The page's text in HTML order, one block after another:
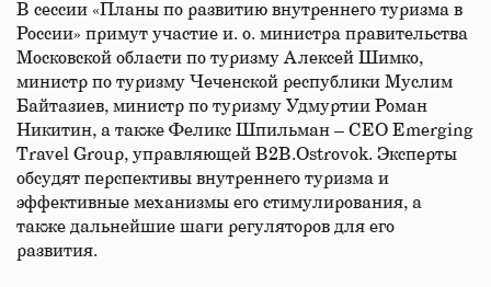
В сессии «Планы по развитию внутреннего туризма в
России» примут участие и. о. министра правительства
Московской области по туризму Алексей Шимко,
министр по туризму Чеченской республики Муслим
Байтазиев, министр по туризму Удмуртии Роман
Никитин, а также Феликс Шпильман – CEO Emerging
Travel Group, управляющей B2B.Ostrovok. Эксперты
обсудят перспективы внутреннего туризма и
эффективные механизмы его стимулирования, а
также дальнейшие шаги регуляторов для его
развития.